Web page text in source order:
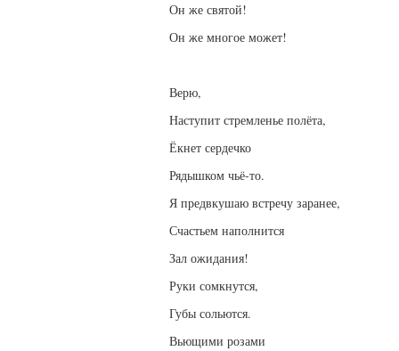
Он же святой!
Он же многое может!
Верю,
Наступит стремленье полёта,
Ёкнет сердечко
Рядышком чьё-то.
Я предвкушаю встречу заранее,
Счастьем наполнится
Зал ожидания!
Руки сомкнутся,
Губы сольются.
Вьющими розами